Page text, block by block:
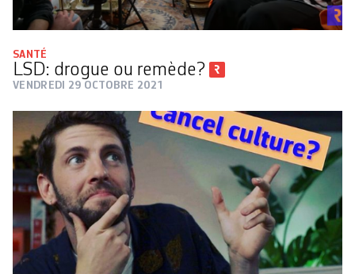
SANTÉ
LSD: drogue ou remède?
VENDREDI 29 OCTOBRE 2021